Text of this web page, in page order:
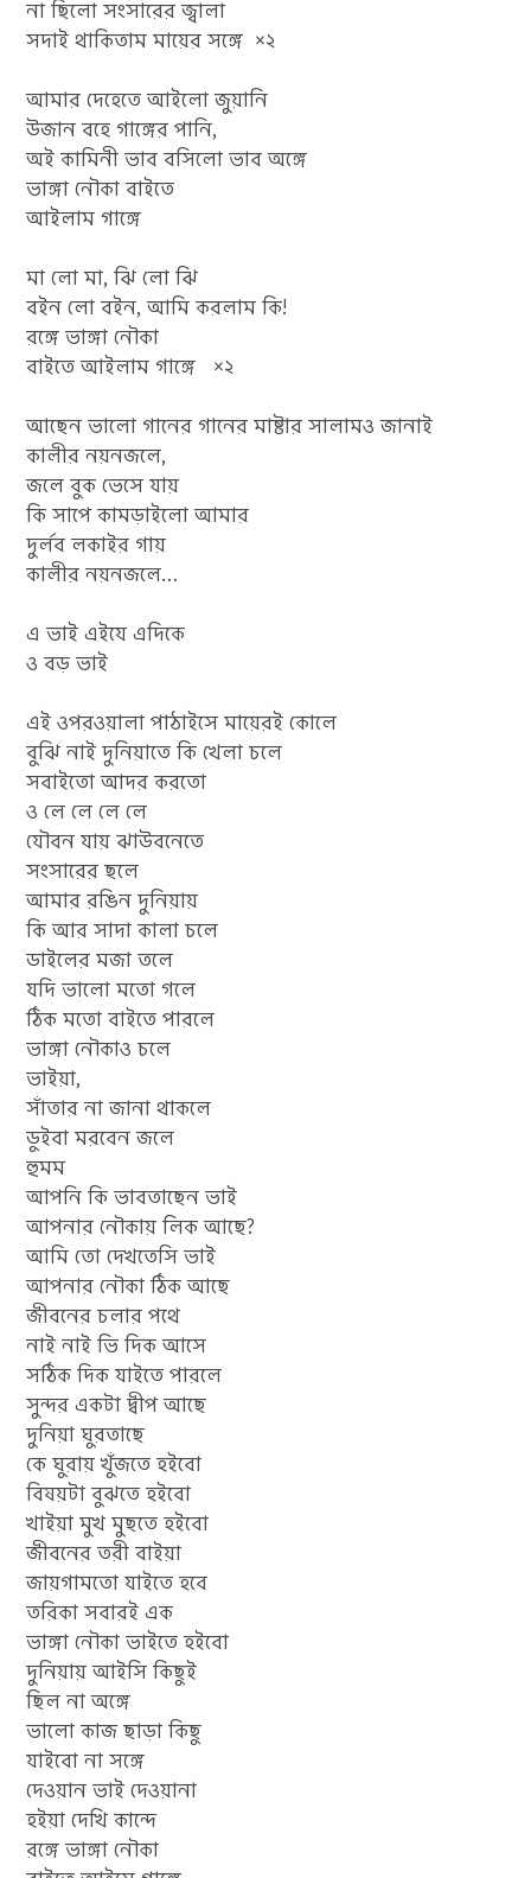
না ছিলো সংসারের জ্বালা
সদাই থাকিতাম মায়ের সঙ্গে ×২
আমার দেহেতে আইলো জুয়ানি
উজান বহে গাঙ্গের পানি,
অই কামিনী ভাব বসিলো ভাব অঙ্গে
ভাঙ্গা নৌকা বাইতে
আইলাম গাঙ্গে
মা লো মা, ঝি লো ঝি
বইন লো বইন, আমি করলাম কি!
রঙ্গে ভাঙ্গা নৌকা
বাইতে আইলাম গাঙ্গে ×২
আছেন ভালো গানের গানের মাষ্টার সালামও জানাই
কালীর নয়নজলে,
জলে বুক ভেসে যায়
কি সাপে কামড়াইলো আমার
দুর্লব লকাইর গায়
কালীর নয়নজলে…
এ ভাই এইযে এদিকে
ও বড় ভাই
এই ওপরওয়ালা পাঠাইসে মায়েরই কোলে
বুঝি নাই দুনিয়াতে কি খেলা চলে
সবাইতো আদর করতো
ও লে লে লে লে
যৌবন যায় ঝাউবনেতে
সংসারের ছলে
আমার রঙিন দুনিয়ায়
কি আর সাদা কালা চলে
ডাইলের মজা তলে
যদি ভালো মতো গলে
ঠিক মতো বাইতে পারলে
ভাঙ্গা নৌকাও চলে
ভাইয়া,
সাঁতার না জানা থাকলে
ডুইবা মরবেন জলে
হুমম
আপনি কি ভাবতাছেন ভাই
আপনার নৌকায় লিক আছে?
আমি তো দেখতেসি ভাই
আপনার নৌকা ঠিক আছে
জীবনের চলার পথে
নাই নাই ভি দিক আসে
সঠিক দিক যাইতে পারলে
সুন্দর একটা দ্বীপ আছে
দুনিয়া ঘুরতাছে
কে ঘুরায় খুঁজতে হইবো
বিষয়টা বুঝতে হইবো
খাইয়া মুখ মুছতে হইবো
জীবনের তরী বাইয়া
জায়গামতো যাইতে হবে
তরিকা সবারই এক
ভাঙ্গা নৌকা ভাইতে হইবো
দুনিয়ায় আইসি কিছুই
ছিল না অঙ্গে
ভালো কাজ ছাড়া কিছু
যাইবো না সঙ্গে
দেওয়ান ভাই দেওয়ানা
হইয়া দেখি কান্দে
রঙ্গে ভাঙ্গা নৌকা